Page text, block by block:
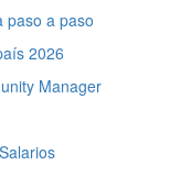
paso a paso
2026
Manager